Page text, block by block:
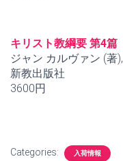
キリスト教綱要 第4篇
ジャン カルヴァン (著
新教出版社
3600円
Categories: 入荷情報